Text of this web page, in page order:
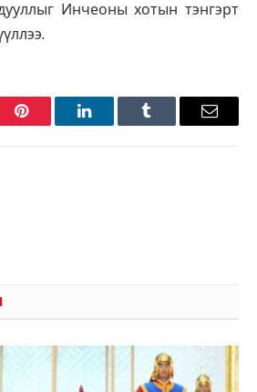
Инчеоны хотын тэнгэрт
Pinterest LinkedInTumblr Имэйл